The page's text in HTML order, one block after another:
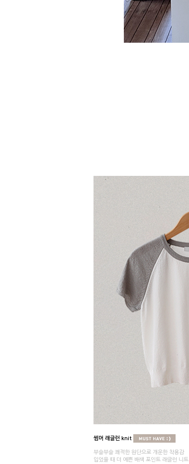
썸머 래글런 knit
부슬부슬 쾌적한 원단으로 개운한 착용감
입었을 때 더 예쁜 배색 포인트 래글런 니트